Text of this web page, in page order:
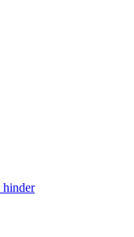
hinder